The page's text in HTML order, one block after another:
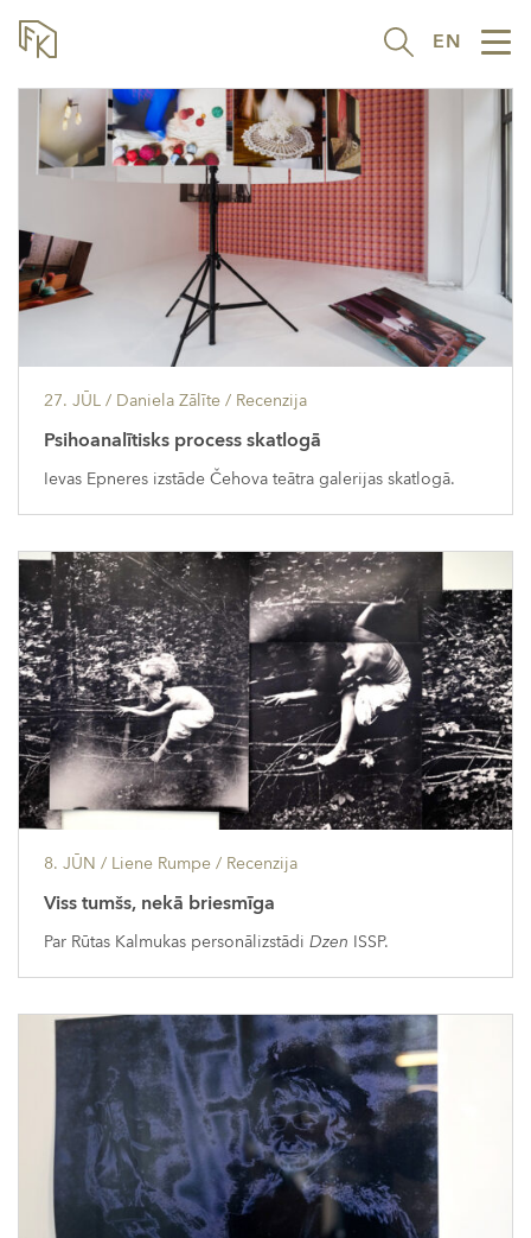
EN
27. JŪL / Daniela Zālīte / Recenzija
Psihoanalītisks process skatlogā
Ievas Epneres izstāde Čehova teātra galerijas skatlogā.
8. JŪN / Liene Rumpe / Recenzija
Viss tumšs, nekā briesmīga
Par Rūtas Kalmukas personālizstādi Dzen ISSP.